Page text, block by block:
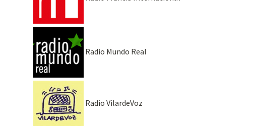
Radio Mundo Real
Radio VilardeVoz